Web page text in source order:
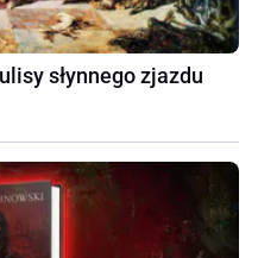
słynnego zjazdu